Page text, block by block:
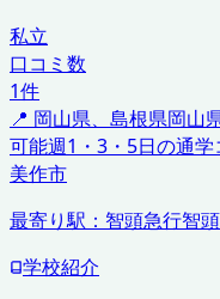
私立
口コミ数
1件
📍 岡山県、島根県岡山
可能週1・3・5日の通学
美作市
最寄り駅： 智頭急行智
学校紹介